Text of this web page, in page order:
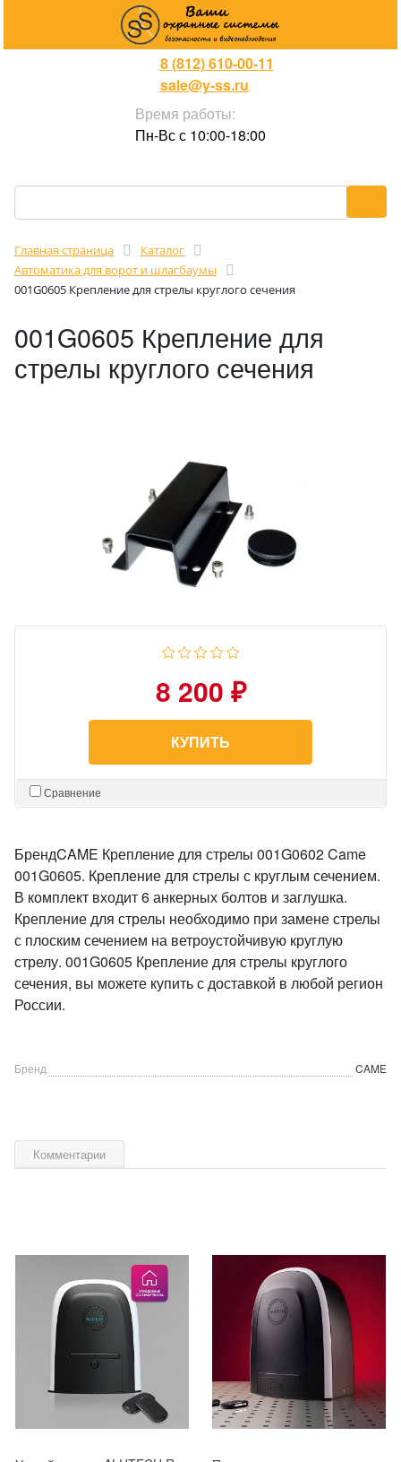
8 (812) 610-00-11
sale@y-ss.ru
Время работы:
Пн-Вс с 10:00-18:00
Главная страница
Каталог
Автоматика для ворот и шлагбаумы
001G0605 Крепление для стрелы круглого сечения
001G0605 Крепление для
стрелы круглого сечения
8 200 ₽
КУПИТЬ
Сравнение
БрендCAME Крепление для стрелы 001G0602 Came
001G0605. Крепление для стрелы с круглым сечением.
В комплект входит 6 анкерных болтов и заглушка.
Крепление для стрелы необходимо при замене стрелы
с плоским сечением на ветроустойчивую круглую
стрелу. 001G0605 Крепление для стрелы круглого
сечения, вы можете купить с доставкой в любой регион
России.
Бренд CAME
Комментарии